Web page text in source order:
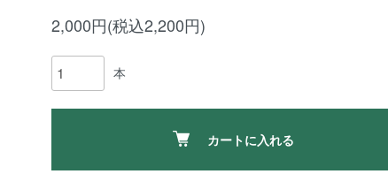
2,000円(税込2,200円)
本
カートに入れる